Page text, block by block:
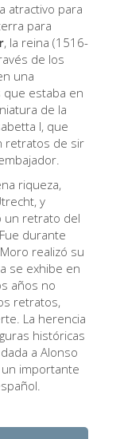
rápida
atractivo para
para
, la reina (1516-
de los
una
estaba en
de la
I, que
retratos de sir
riqueza,
y
un retrato del
durante
realizó su
se exhibe en
años no
retratos,
La herencia
históricas
a Alonso
importante